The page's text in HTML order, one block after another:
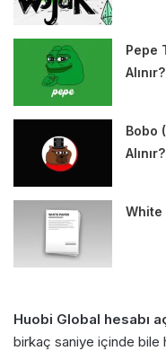
Pepe
Alınır?
Bobo
Alınır?
White
Huobi Global hesabı
birkaç saniye içinde bile